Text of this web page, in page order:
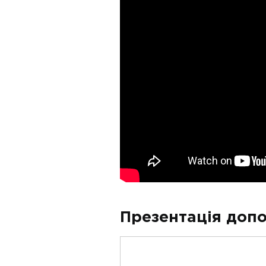
Презентація